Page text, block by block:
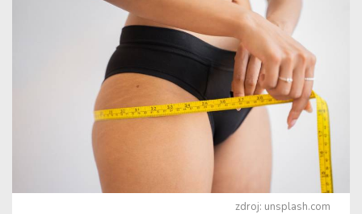
zdroj: unsplash.com